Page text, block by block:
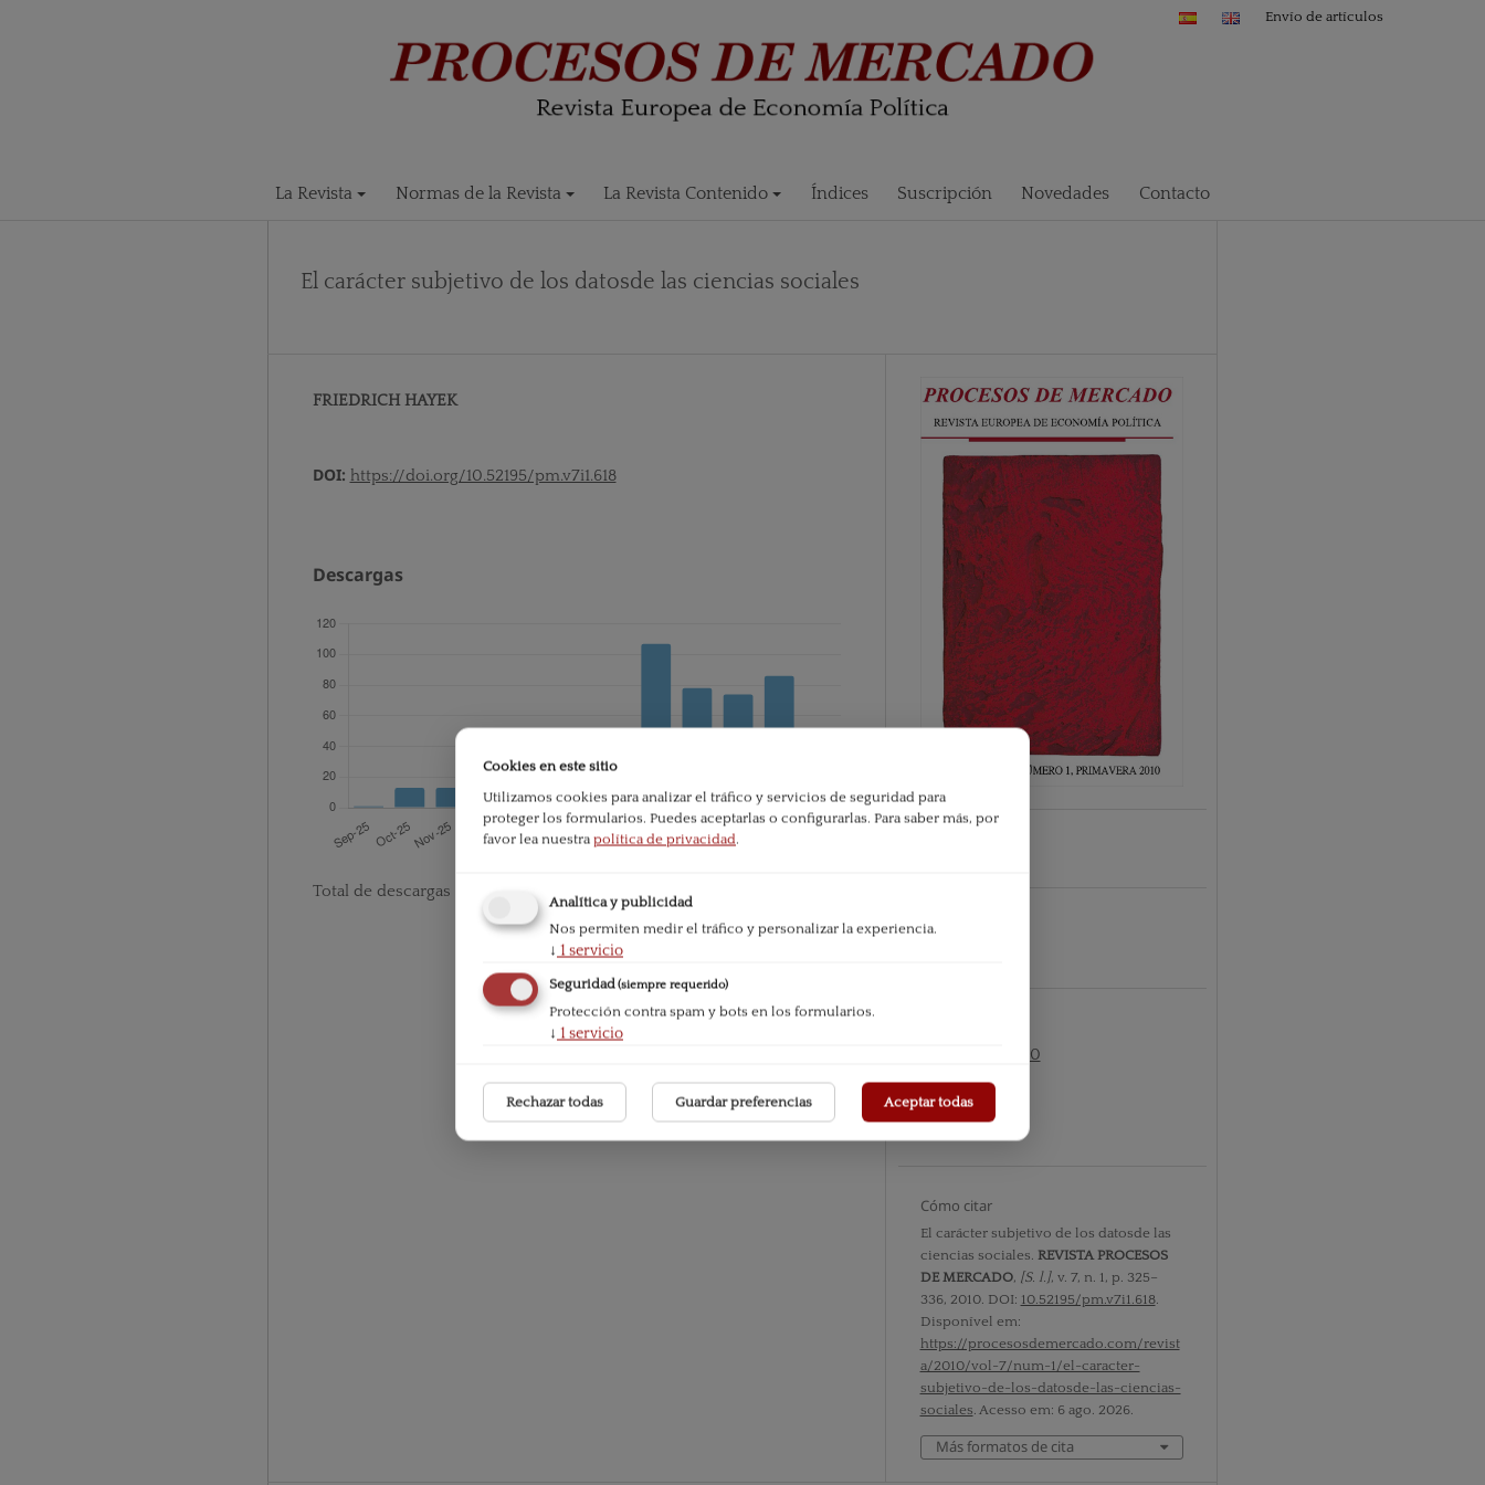
La Revista Normas de la Revista La Revista Contenido Índices Suscripción Novedades Contacto
Envío de artículos
El carácter subjetivo de los datosde las ciencias sociales
FRIEDRICH HAYEK
DOI: https://doi.org/10.52195/pm.v7i1.618
Descargas
Total de descargas desde la publicación: 544
Publicado
Vol. VII nº1 2010
Sección
Cómo citar
El carácter subjetivo de los datosde las
ciencias sociales. REVISTA PROCESOS
DE MERCADO, [S. l.], v. 7, n. 1, p. 325–
336, 2010. DOI: 10.52195/pm.v7i1.618.
Disponível em:
https://procesosdemercado.com/revist
a/2010/vol-7/num-1/el-caracter-
subjetivo-de-los-datosde-las-ciencias-
sociales. Acesso em: 6 ago. 2026.
Más formatos de cita
Cookies en este sitio
Utilizamos cookies para analizar el tráfico y servicios de seguridad para
proteger los formularios. Puedes aceptarlas o configurarlas. Para saber más, por
favor lea nuestra política de privacidad.
Analítica y publicidad
Nos permiten medir el tráfico y personalizar la experiencia.
↓ 1 servicio
Seguridad(siempre requerido)
Protección contra spam y bots en los formularios.
↓ 1 servicio
Rechazar todas Guardar preferencias Aceptar todas